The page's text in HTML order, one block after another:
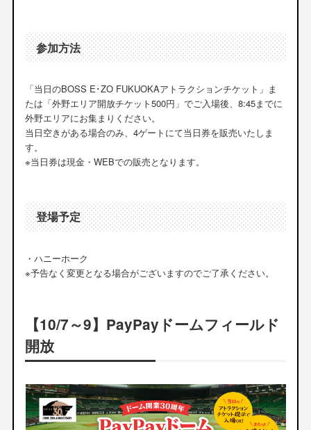
参加方法
「当日のBOSS E･ZO FUKUOKAアトラクションチケット」ま
たは「外野エリア開放チケット500円」でご入場後、8:45までに
外野エリアにお集まりください。
当日空きがある場合のみ、4ゲートにて当日券を販売いたしま
す。
※当日券は現金・WEBでの販売となります。
登場予定
・ハニーホーク
※予告なく変更となる場合がございますのでご了承ください。
【10/7～9】PayPayドームフィールド
開放